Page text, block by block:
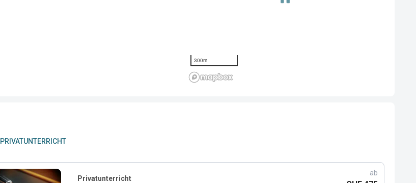
300m
PRIVATUNTERRICHT
Privatunterricht
ab